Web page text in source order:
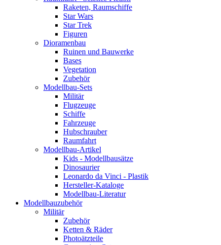
Raketen, Raumschiffe
Star Wars
Star Trek
Figuren
Dioramenbau
Ruinen und Bauwerke
Bases
Vegetation
Zubehör
Modellbau-Sets
Militär
Flugzeuge
Schiffe
Fahrzeuge
Hubschrauber
Raumfahrt
Modellbau-Artikel
Kids - Modellbausätze
Dinosaurier
Leonardo da Vinci - Plastik
Hersteller-Kataloge
Modellbau-Literatur
Modellbauzubehör
Militär
Zubehör
Ketten & Räder
Photoätzteile